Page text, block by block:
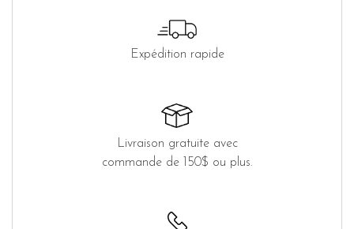
Expédition rapide
Livraison gratuite avec
commande de 150$ ou plus.